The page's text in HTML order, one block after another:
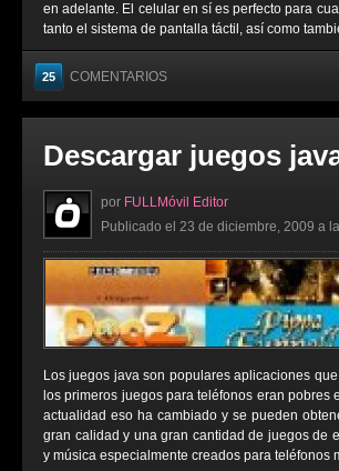
en adelante. El celular en sí es perfecto para
tanto el sistema de pantalla táctil, así como
25 COMENTARIOS
Descargar juegos
por FULLMóvil Editor
Publicado el 23 de diciembre, 2009 a
Los juegos java son populares aplicaciones
los primeros juegos para teléfonos eran
actualidad eso ha cambiado y se pueden
gran calidad y una gran cantidad de juegos de
y música especialmente creados para teléfonos